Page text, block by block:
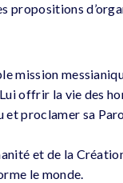
propositions
mission
offrir la vie des
et proclamer sa
et de la
le monde.